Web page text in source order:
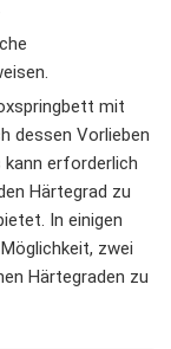
mit
dessen Vorlieben
kann erforderlich
Härtegrad zu
In einigen
zwei
Härtegraden zu